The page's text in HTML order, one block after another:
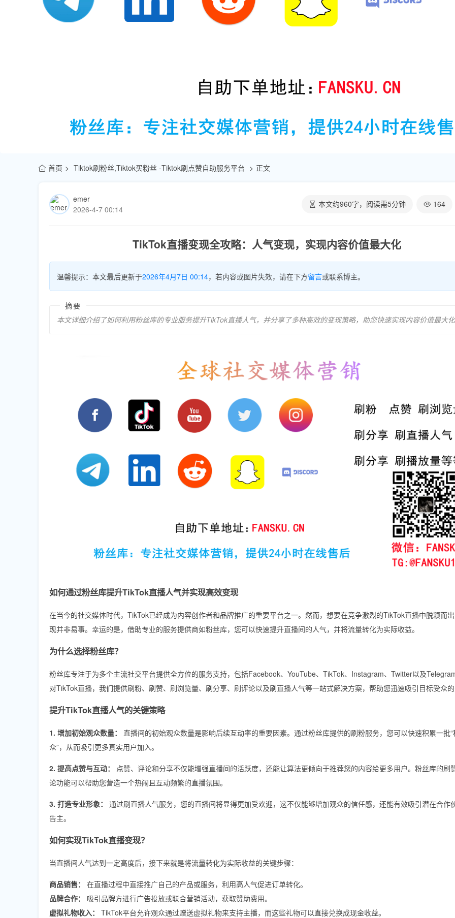
首页 Tiktok刷粉丝,Tiktok买粉丝 -Tiktok刷点赞自助服务平台 正文
emer
2026-4-7 00:14
本文约960字，阅读需5分钟 164
TikTok直播变现全攻略：人气变现，实现内容价值最大化
温馨提示：本文最后更新于2026年4月7日 00:14，若内容或图片失效，请在下方留言或联系博主。
摘要
本文详细介绍了如何利用粉丝库的专业服务提升TikTok直播人气，并分享了多种高效的变现策略，助您快速实现内容价值最大
如何通过粉丝库提升TikTok直播人气并实现高效变现
在当今的社交媒体时代，TikTok已经成为内容创作者和品牌推广的重要平台之一。然而，想要在竞争激烈的TikTok直播中脱颖而
现并非易事。幸运的是，借助专业的服务提供商如粉丝库，您可以快速提升直播间的人气，并将流量转化为实际收益。
为什么选择粉丝库？
粉丝库专注于为多个主流社交平台提供全方位的服务支持，包括Facebook、YouTube、TikTok、Instagram、Twitter以及
对TikTok直播，我们提供刷粉、刷赞、刷浏览量、刷分享、刷评论以及刷直播人气等一站式解决方案，帮助您迅速吸引目标受众
提升TikTok直播人气的关键策略
1. 增加初始观众数量：
直播间的初始观众数量是影响后续互动率的重要因素。通过粉丝库提供的刷粉服务，您可以快速积累一批
众”，从而吸引更多真实用户加入。
2. 提高点赞与互动：
点赞、评论和分享不仅能增强直播间的活跃度，还能让算法更倾向于推荐您的内容给更多用户。粉丝库的刷
论功能可以帮助您营造一个热闹且互动频繁的直播氛围。
3. 打造专业形象：
通过刷直播人气服务，您的直播间将显得更加受欢迎，这不仅能够增加观众的信任感，还能有效吸引潜在合作
告主。
如何实现TikTok直播变现？
当直播间人气达到一定高度后，接下来就是将流量转化为实际收益的关键步骤：
商品销售：
在直播过程中直接推广自己的产品或服务，利用高人气促进订单转化。
品牌合作：
吸引品牌方进行广告投放或联合营销活动，获取赞助费用。
虚拟礼物收入：
TikTok平台允许观众通过赠送虚拟礼物来支持主播，而这些礼物可以直接兑换成现金收益。